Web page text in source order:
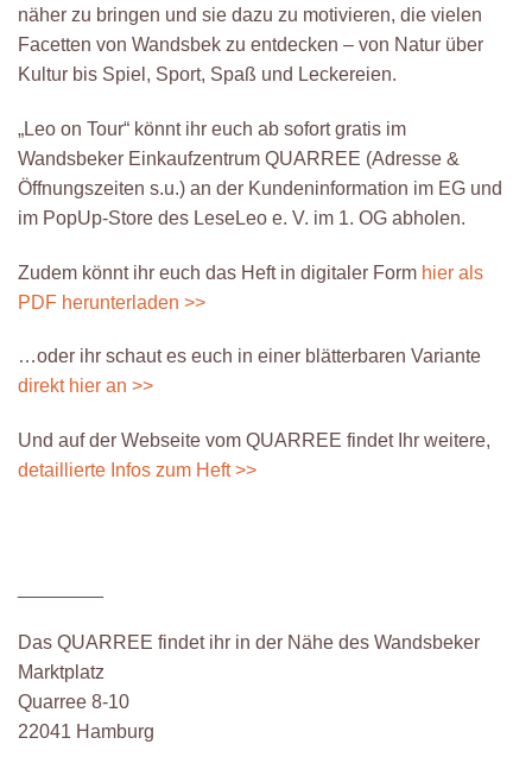
näher zu bringen und sie dazu zu motivieren, die vielen
Facetten von Wandsbek zu entdecken – von Natur über
Kultur bis Spiel, Sport, Spaß und Leckereien.
„Leo on Tour“ könnt ihr euch ab sofort gratis im
Wandsbeker Einkaufzentrum QUARREE (Adresse &
Öffnungszeiten s.u.) an der Kundeninformation im EG und
im PopUp-Store des LeseLeo e. V. im 1. OG abholen.
Zudem könnt ihr euch das Heft in digitaler Form hier als
PDF herunterladen >>
…oder ihr schaut es euch in einer blätterbaren Variante
direkt hier an >>
Und auf der Webseite vom QUARREE findet Ihr weitere,
detaillierte Infos zum Heft >>
Das QUARREE findet ihr in der Nähe des Wandsbeker
Marktplatz
Quarree 8-10
22041 Hamburg